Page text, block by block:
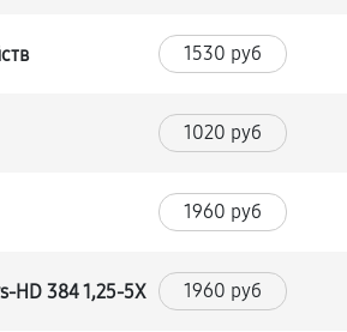
1530 руб
1020 руб
1960 руб
HD 384 1,25-5X 1960 руб